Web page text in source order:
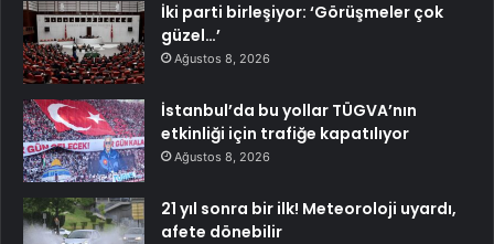
İki parti birleşiyor: ‘Görüşmeler çok
güzel…’
Ağustos 8, 2026
İstanbul’da bu yollar TÜGVA’nın
etkinliği için trafiğe kapatılıyor
Ağustos 8, 2026
21 yıl sonra bir ilk! Meteoroloji uyardı,
afete dönebilir